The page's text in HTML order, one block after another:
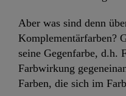
Aber was sind denn
Komplementärfarben?
seine Gegenfarbe, d.h.
Farbwirkung
Farben, die sich im